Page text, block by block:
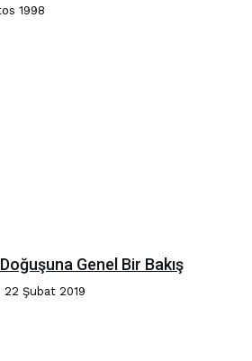
1998
Genel Bir Bakış
22 Şubat 2019